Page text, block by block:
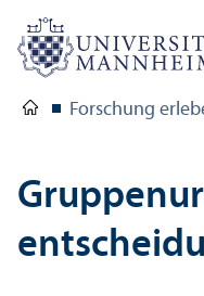
Forschung